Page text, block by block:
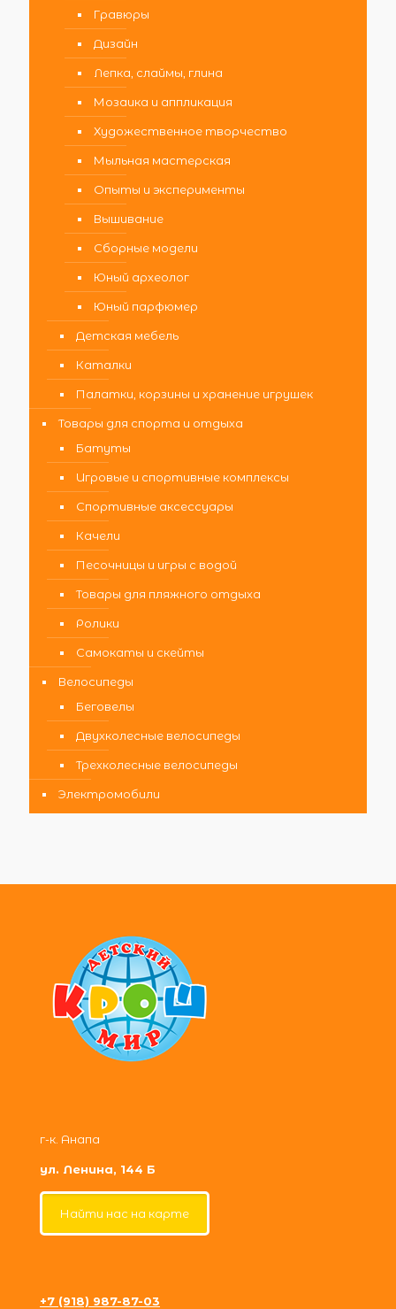
Гравюры
Дизайн
Лепка, слаймы, глина
Мозаика и аппликация
Художественное творчество
Мыльная мастерская
Опыты и эксперименты
Вышивание
Сборные модели
Юный археолог
Юный парфюмер
Детская мебель
Каталки
Палатки, корзины и хранение игрушек
Товары для спорта и отдыха
Батуты
Игровые и спортивные комплексы
Спортивные аксессуары
Качели
Песочницы и игры с водой
Товары для пляжного отдыха
Ролики
Самокаты и скейты
Велосипеды
Беговелы
Двухколесные велосипеды
Трехколесные велосипеды
Электромобили
г-к. Анапа
ул. Ленина, 144 Б
Найти нас на карте
+7 (918) 987-87-03